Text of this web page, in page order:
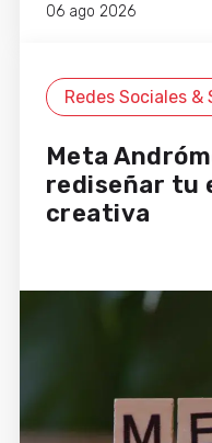
campañas.
Colaborar
contenido
perfiles
nuestra
nuevos
06 ago 2026
Redes Sociales &
Meta
rediseñar tu
creativa